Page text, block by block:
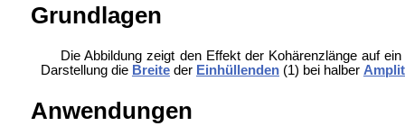
Grundlagen
Die Abbildung zeigt den Effekt der Kohärenzlänge auf
Darstellung die Breiteder Einhüllenden(1) bei halber
Anwendungen